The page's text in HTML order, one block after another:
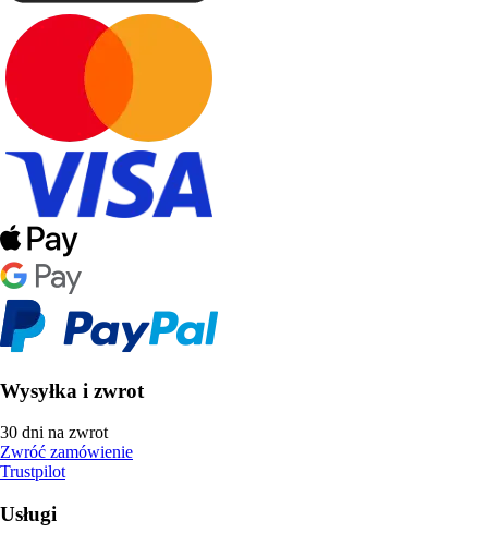
Wysyłka i zwrot
30 dni na zwrot
Zwróć zamówienie
Trustpilot
Usługi